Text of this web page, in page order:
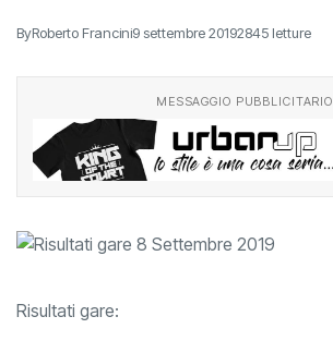
ByRoberto Francini9 settembre 20192845 letture
MESSAGGIO PUBBLICITARIO
Risultati gare: